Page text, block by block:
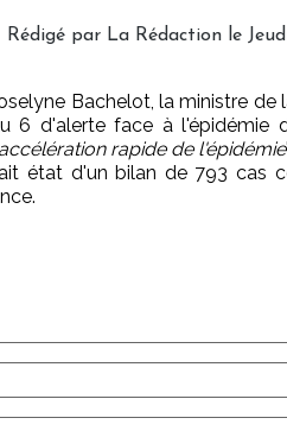
Rédigé par La Rédaction le
Bachelot, la ministre de
6 d'alerte face à l'épidémie
rapide de l'épidémie
état d'un bilan de 793 cas